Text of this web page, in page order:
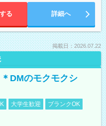
る 詳細へ
掲載日：2026.07.22
DMのモクモクシ
大学生歓迎
ブランクOK